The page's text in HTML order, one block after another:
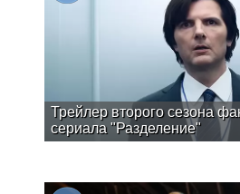
Трейлер второго сезона
сериала "Разделение"